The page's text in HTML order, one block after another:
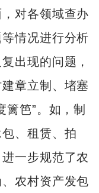
对各领域查办
情况进行分析
出现的问题，
章立制、堵塞
笆”。如，制
、租赁、拍
一步规范了农
农村资产发包